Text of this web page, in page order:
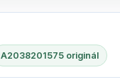
A2038201575 originál